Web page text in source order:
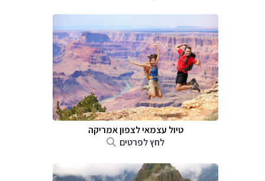
טיול עצמאי לצפון אמריקה
לחץ לפרטים